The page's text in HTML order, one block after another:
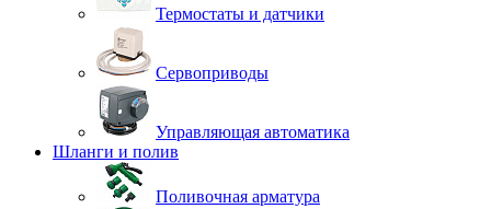
Термостаты и датчики
Сервоприводы
Управляющая автоматика
Шланги и полив
Поливочная арматура